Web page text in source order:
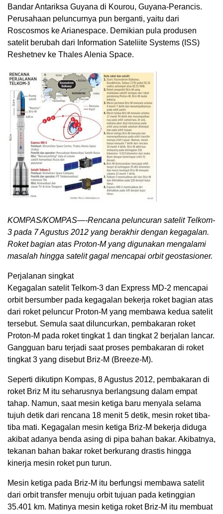
Bandar Antariksa Guyana di Kourou, Guyana-Perancis.
Perusahaan peluncurnya pun berganti, yaitu dari
Roscosmos ke Arianespace. Demikian pula produsen
satelit berubah dari Information Sateliite Systems (ISS)
Reshetnev ke Thales Alenia Space.
KOMPAS/KOMPAS—-Rencana peluncuran satelit Telkom-
3 pada 7 Agustus 2012 yang berakhir dengan kegagalan.
Roket bagian atas Proton-M yang digunakan mengalami
masalah hingga satelit gagal mencapai orbit geostasioner.
Perjalanan singkat
Kegagalan satelit Telkom-3 dan Express MD-2 mencapai
orbit bersumber pada kegagalan bekerja roket bagian atas
dari roket peluncur Proton-M yang membawa kedua satelit
tersebut. Semula saat diluncurkan, pembakaran roket
Proton-M pada roket tingkat 1 dan tingkat 2 berjalan lancar.
Gangguan baru terjadi saat proses pembakaran di roket
tingkat 3 yang disebut Briz-M (Breeze-M).
Seperti dikutipn Kompas, 8 Agustus 2012, pembakaran di
roket Briz M itu seharusnya berlangsung dalam empat
tahap. Namun, saat mesin ketiga baru menyala selama
tujuh detik dari rencana 18 menit 5 detik, mesin roket tiba-
tiba mati. Kegagalan mesin ketiga Briz-M bekerja diduga
akibat adanya benda asing di pipa bahan bakar. Akibatnya,
tekanan bahan bakar roket berkurang drastis hingga
kinerja mesin roket pun turun.
Mesin ketiga pada Briz-M itu berfungsi membawa satelit
dari orbit transfer menuju orbit tujuan pada ketinggian
35.401 km. Matinya mesin ketiga roket Briz-M itu membuat